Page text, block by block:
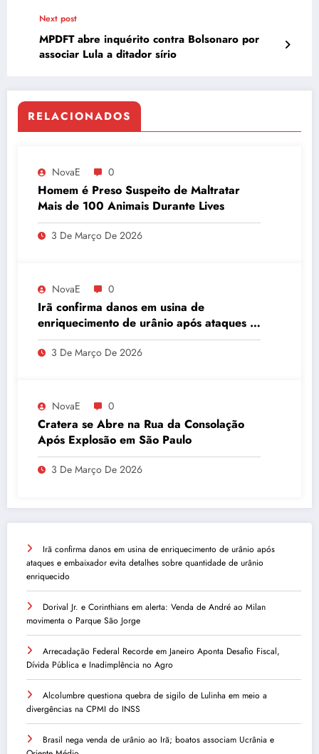
Next post
MPDFT abre inquérito contra Bolsonaro por
associar Lula a ditador sírio
RELACIONADOS
NovaE 0
Homem é Preso Suspeito de Maltratar
Mais de 100 Animais Durante Lives
3 De Março De 2026
NovaE 0
Irã confirma danos em usina de
enriquecimento de urânio após ataques e
embaixador evita detalhes sobre
quantidade de urânio enriquecido
3 De Março De 2026
NovaE 0
Cratera se Abre na Rua da Consolação
Após Explosão em São Paulo
3 De Março De 2026
Irã confirma danos em usina de enriquecimento de urânio após
ataques e embaixador evita detalhes sobre quantidade de urânio
enriquecido
Dorival Jr. e Corinthians em alerta: Venda de André ao Milan
movimenta o Parque São Jorge
Arrecadação Federal Recorde em Janeiro Aponta Desafio Fiscal,
Dívida Pública e Inadimplência no Agro
Alcolumbre questiona quebra de sigilo de Lulinha em meio a
divergências na CPMI do INSS
Brasil nega venda de urânio ao Irã; boatos associam Ucrânia e